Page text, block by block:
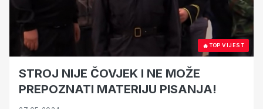
🔥TOP VIJEST
STROJ NIJE ČOVJEK I NE MOŽE
PREPOZNATI MATERIJU PISANJA!